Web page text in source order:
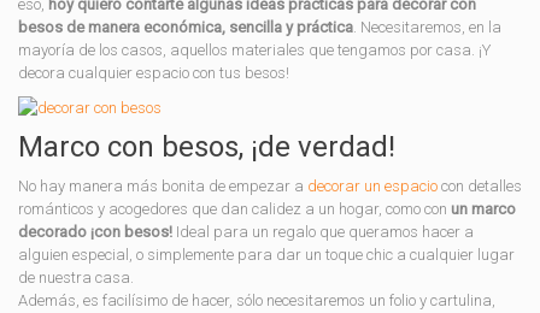
eso, hoy quiero contarte algunas ideas prácticas para decorar con
besos de manera económica, sencilla y práctica. Necesitaremos, en la
mayoría de los casos, aquellos materiales que tengamos por casa. ¡Y
decora cualquier espacio con tus besos!
Marco con besos, ¡de verdad!
No hay manera más bonita de empezar a decorar un espacio con detalles
románticos y acogedores que dan calidez a un hogar, como con un marco
decorado ¡con besos! Ideal para un regalo que queramos hacer a
alguien especial, o simplemente para dar un toque chic a cualquier lugar
de nuestra casa.
Además, es facilísimo de hacer, sólo necesitaremos un folio y cartulina,